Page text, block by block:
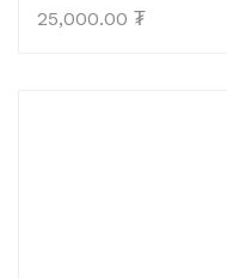
25,000.00 ₮